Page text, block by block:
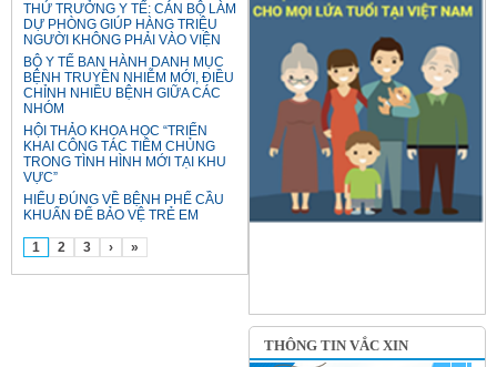
THỨ TRƯỞNG Y TẾ: CÁN BỘ LÀM
DỰ PHÒNG GIÚP HÀNG TRIỆU
NGƯỜI KHÔNG PHẢI VÀO VIỆN
BỘ Y TẾ BAN HÀNH DANH MỤC
BỆNH TRUYỀN NHIỄM MỚI, ĐIỀU
CHỈNH NHIỀU BỆNH GIỮA CÁC
NHÓM
HỘI THẢO KHOA HỌC “TRIỂN
KHAI CÔNG TÁC TIÊM CHỦNG
TRONG TÌNH HÌNH MỚI TẠI KHU
VỰC”
HIỂU ĐÚNG VỀ BỆNH PHẾ CẦU
KHUẨN ĐỂ BẢO VỆ TRẺ EM
1 2 3 › »
THÔNG TIN VẮC XIN